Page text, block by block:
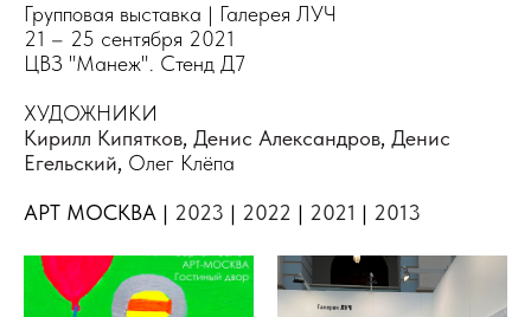
Групповая выставка | Галерея ЛУЧ
21 – 25 сентября 2021
ЦВЗ "Манеж". Стенд Д7
ХУДОЖНИКИ
Кирилл Кипятков, Денис Александров, Денис
Егельский, Олег Клёпа
АРТ МОСКВА | 2023 | 2022 | 2021 | 2013